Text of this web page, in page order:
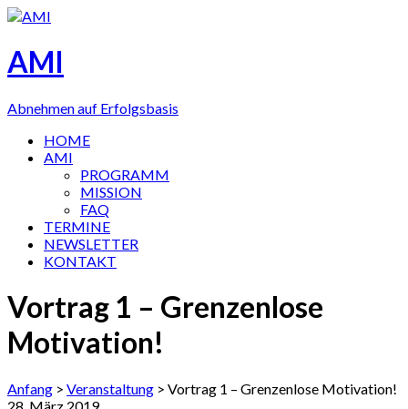
AMI
Abnehmen auf Erfolgsbasis
HOME
AMI
PROGRAMM
MISSION
FAQ
TERMINE
NEWSLETTER
KONTAKT
Vortrag 1 – Grenzenlose
Motivation!
Anfang > Veranstaltung > Vortrag 1 – Grenzenlose Motivation!